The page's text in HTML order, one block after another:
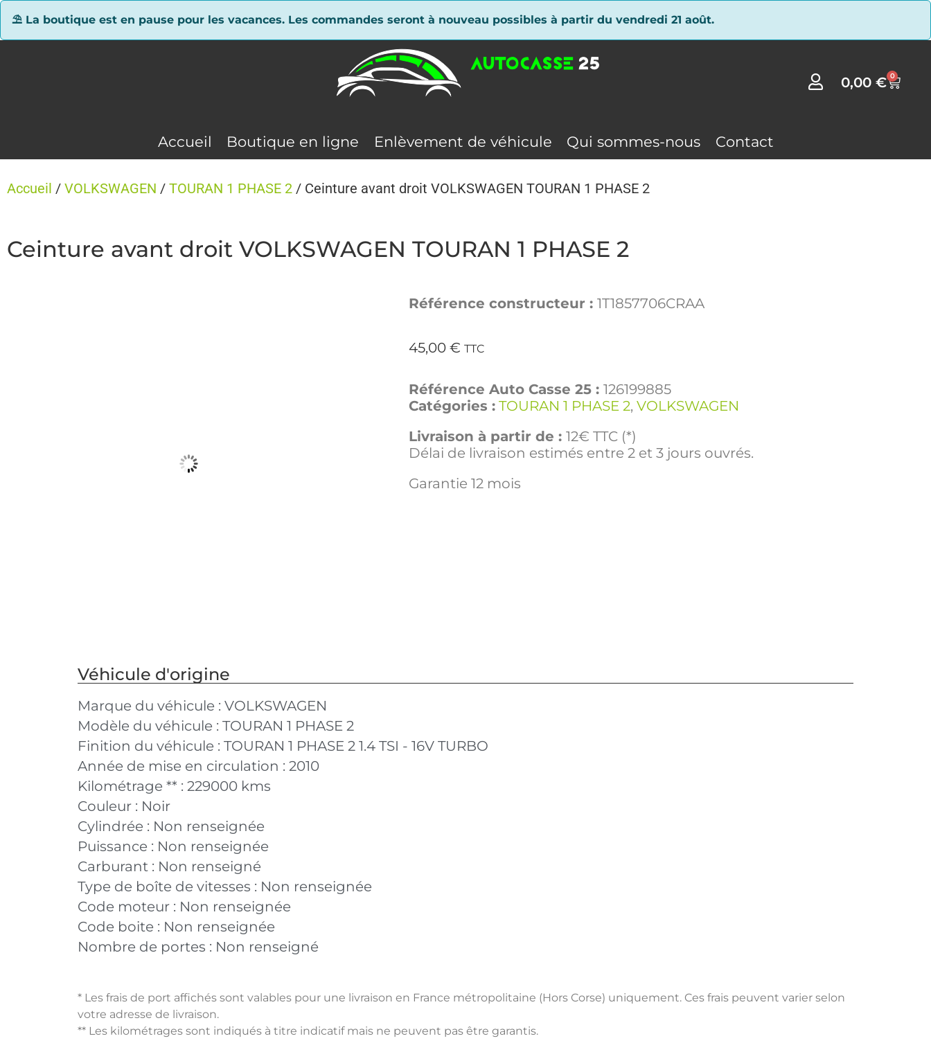
⛱ La boutique est en pause pour les vacances. Les commandes seront à nouveau possibles à partir du vendredi 21 août.
0,00€ 0
Accueil Boutique en ligne Enlèvement de véhicule Qui sommes-nous Contact
Accueil / VOLKSWAGEN / TOURAN 1 PHASE 2 / Ceinture avant droit VOLKSWAGEN TOURAN 1 PHASE 2
Ceinture avant droit VOLKSWAGEN TOURAN 1 PHASE 2
Référence constructeur : 1T1857706CRAA
45,00 € TTC
Référence Auto Casse 25 : 126199885
Catégories : TOURAN 1 PHASE 2, VOLKSWAGEN
Livraison à partir de : 12€ TTC (*)
Délai de livraison estimés entre 2 et 3 jours ouvrés.
Garantie 12 mois
Véhicule d'origine
Marque du véhicule : VOLKSWAGEN
Modèle du véhicule : TOURAN 1 PHASE 2
Finition du véhicule : TOURAN 1 PHASE 2 1.4 TSI - 16V TURBO
Année de mise en circulation : 2010
Kilométrage ** : 229000 kms
Couleur : Noir
Cylindrée : Non renseignée
Puissance : Non renseignée
Carburant : Non renseigné
Type de boîte de vitesses : Non renseignée
Code moteur : Non renseignée
Code boite : Non renseignée
Nombre de portes : Non renseigné
* Les frais de port affichés sont valables pour une livraison en France métropolitaine (Hors Corse) uniquement. Ces frais peuvent varier selon
votre adresse de livraison.
** Les kilométrages sont indiqués à titre indicatif mais ne peuvent pas être garantis.
Panneau de gestion des cookies